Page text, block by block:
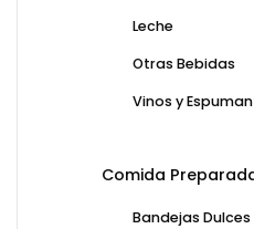
Leche
Otras Bebidas
Vinos y
Comida
Bandejas